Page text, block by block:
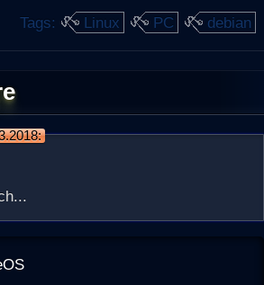
Tags: Linux PC debian